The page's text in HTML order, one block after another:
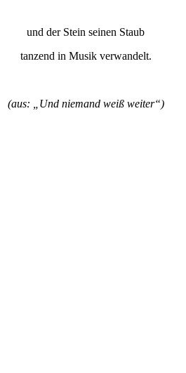
und der Stein seinen Staub
tanzend in Musik verwandelt.
(aus: „Und niemand weiß weiter“)